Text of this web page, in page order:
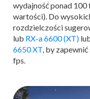
wydajność ponad
wartości). Do
rozdzielczości
lub RX-a 6600 (XT)
6650 XT, by
fps.